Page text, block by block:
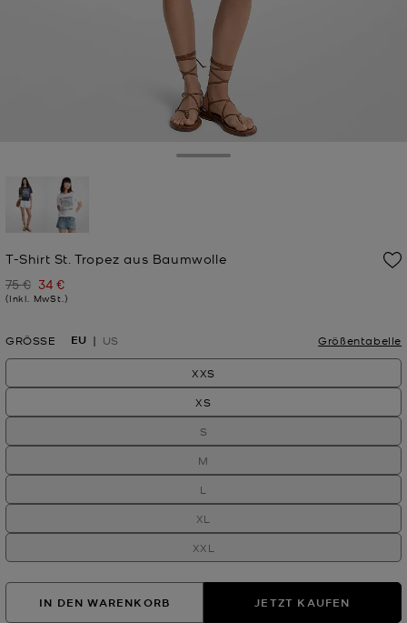
T-Shirt St. Tropez aus Baumwolle
Zuvor
75 € Jetzt
34 €
(Inkl. MwSt.)
GRÖSSE EU US Größentabelle
XXS
XS
S
M
L
XL
XXL
IN DEN WARENKORB JETZT KAUFEN